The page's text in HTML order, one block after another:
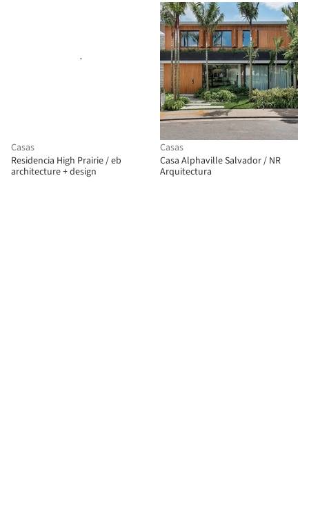
Casas
Residencia High Prairie / eb
architecture + design
Casas
Casa Alphaville Salvador / NR
Arquitectura